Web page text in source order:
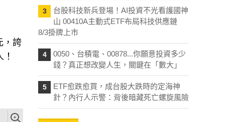
，誇
3
台股科技新兵登場！AI投資不光看護國神
山 00410A主動式ETF布局科技供應鏈
8/3掛牌上市
4
0050、台積電、00878...你願意投資多少
錢？真正想改變人生，關鍵在「數大」
5
ETF愈跌愈買，成台股大跌時的定海神
針？內行人示警：背後暗藏死亡螺旋風險